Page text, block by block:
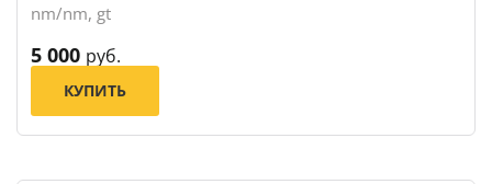
nm/nm, gt
5 000 руб.
КУПИТЬ